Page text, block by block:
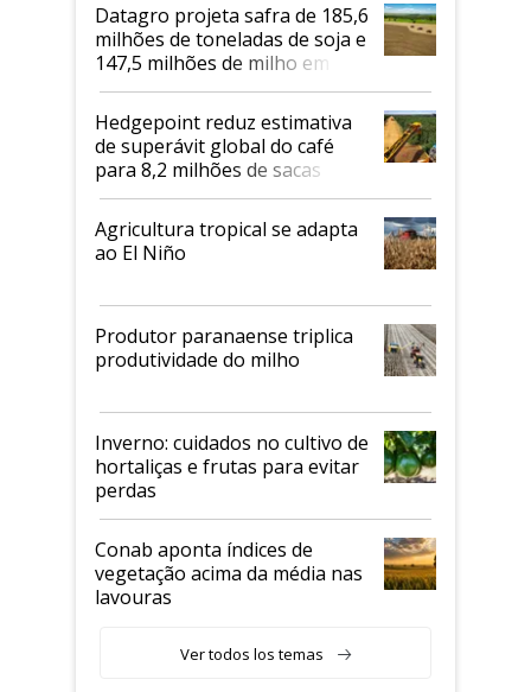
Datagro projeta safra de 185,6
milhões de toneladas de soja e
147,5 milhões de milho em
2026/27
Hedgepoint reduz estimativa
de superávit global do café
para 8,2 milhões de sacas
Agricultura tropical se adapta
ao El Niño
Produtor paranaense triplica
produtividade do milho
Inverno: cuidados no cultivo de
hortaliças e frutas para evitar
perdas
Conab aponta índices de
vegetação acima da média nas
lavouras
Ver todos los temas